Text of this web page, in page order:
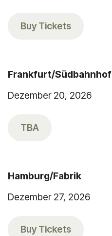
Buy Tickets
Frankfurt/Südbahnhof
Dezember 20, 2026
TBA
Hamburg/Fabrik
Dezember 27, 2026
Buy Tickets